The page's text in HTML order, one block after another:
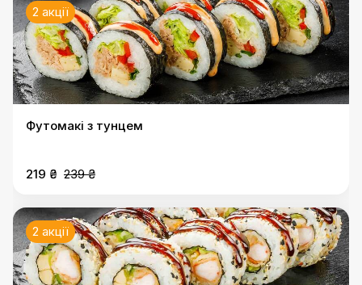
2 акції
Футомакі з тунцем
219 ₴ 239 ₴
2 акції